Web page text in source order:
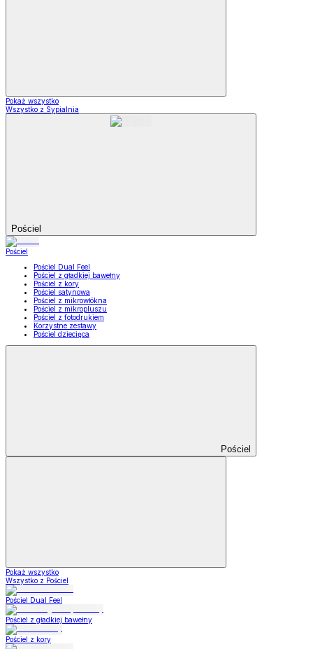
Pokaż wszystko
Wszystko z Sypialnia
Pościel
Pościel
Pościel Dual Feel
Pościel z gładkiej bawełny
Pościel z kory
Pościel satynowa
Pościel z mikrowłókna
Pościel z mikropluszu
Pościel z fotodrukiem
Korzystne zestawy
Pościel dziecięca
Pościel
Pokaż wszystko
Wszystko z Pościel
Pościel Dual Feel
Pościel z gładkiej bawełny
Pościel z kory